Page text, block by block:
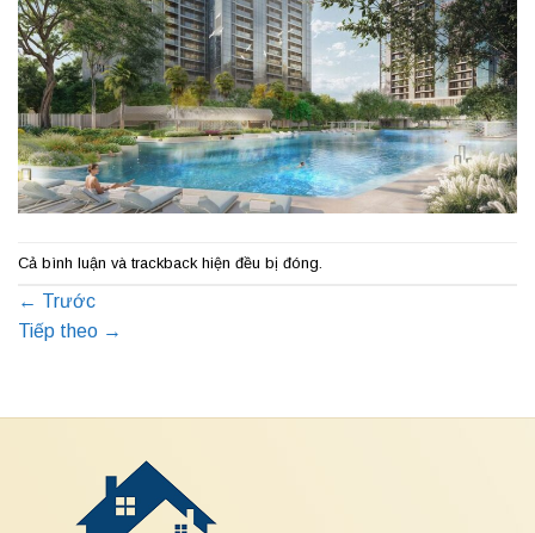
Cả bình luận và trackback hiện đều bị đóng.
← Trước
Tiếp theo →